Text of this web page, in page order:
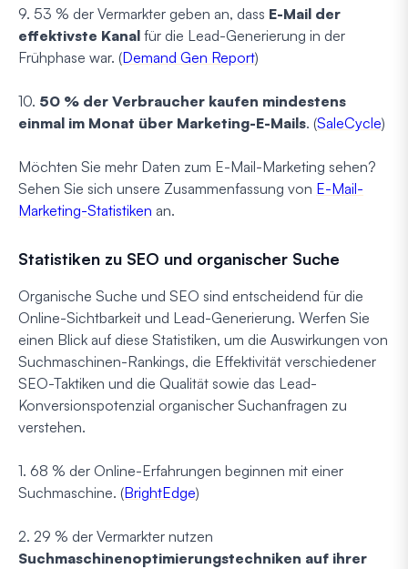
9. 53 % der Vermarkter geben an, dass E-Mail der
effektivste Kanal für die Lead-Generierung in der
Frühphase war. (Demand Gen Report)
10. 50 % der Verbraucher kaufen mindestens
einmal im Monat über Marketing-E-Mails. (SaleCycle)
Möchten Sie mehr Daten zum E-Mail-Marketing sehen?
Sehen Sie sich unsere Zusammenfassung von E-Mail-
Marketing-Statistiken an.
Statistiken zu SEO und organischer Suche
Organische Suche und SEO sind entscheidend für die
Online-Sichtbarkeit und Lead-Generierung. Werfen Sie
einen Blick auf diese Statistiken, um die Auswirkungen von
Suchmaschinen-Rankings, die Effektivität verschiedener
SEO-Taktiken und die Qualität sowie das Lead-
Konversionspotenzial organischer Suchanfragen zu
verstehen.
1. 68 % der Online-Erfahrungen beginnen mit einer
Suchmaschine. (BrightEdge)
2. 29 % der Vermarkter nutzen
Suchmaschinenoptimierungstechniken auf ihrer